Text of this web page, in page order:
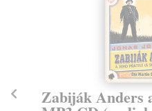
Zabiják Anders